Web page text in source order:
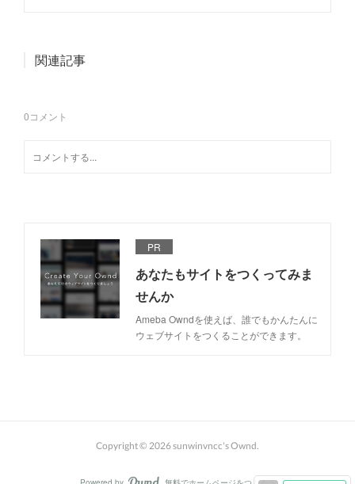
関連記事
0コメント
PR
あなたもサイトをつくってみま
せんか
Ameba Owndを使えば、誰でもかんたんに
ウェブサイトをつくることができます。
Copyright © 2026sunwinvncc's Ownd.